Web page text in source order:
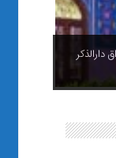
دارالذکر